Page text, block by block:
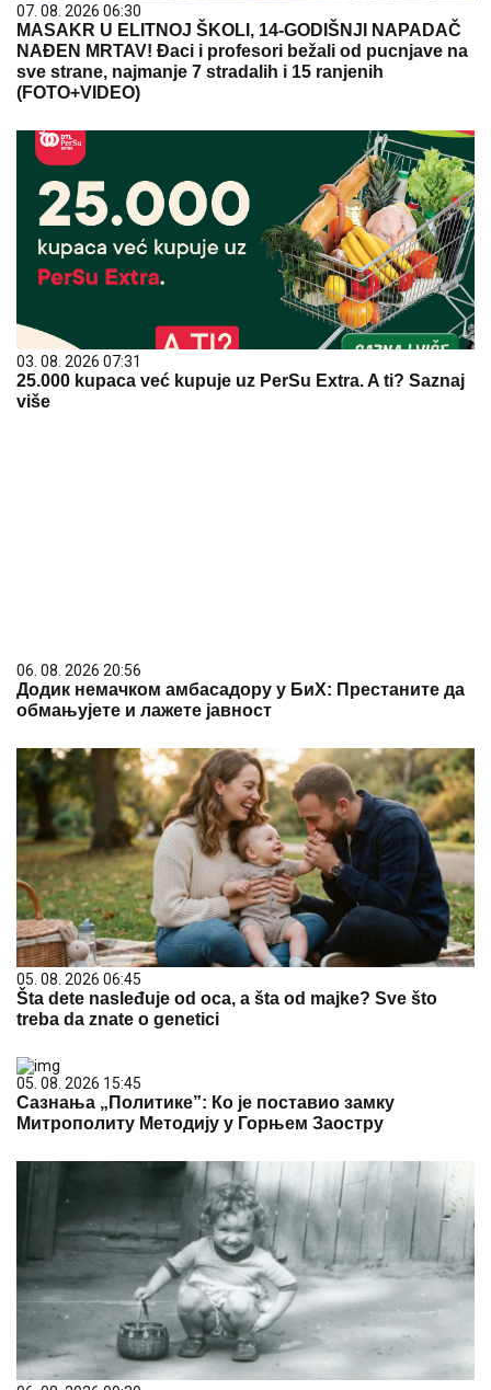
07. 08. 2026 06:30
MASAKR U ELITNOJ ŠKOLI, 14-GODIŠNJI NAPADAČ
NAĐEN MRTAV! Đaci i profesori bežali od pucnjave na
sve strane, najmanje 7 stradalih i 15 ranjenih
(FOTO+VIDEO)
03. 08. 2026 07:31
25.000 kupaca već kupuje uz PerSu Extra. A ti? Saznaj
više
06. 08. 2026 20:56
Додик немачком амбасадору у БиХ: Престаните да
обмањујете и лажете јавност
05. 08. 2026 06:45
Šta dete nasleđuje od oca, a šta od majke? Sve što
treba da znate o genetici
05. 08. 2026 15:45
Сазнања „Политике”: Ко је поставио замку
Митрополиту Методију у Горњем Заостру